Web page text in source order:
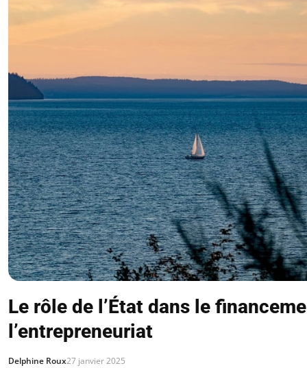
Le rôle de l’État dans le
l’entrepreneuriat
Delphine Roux27 janvier 2025